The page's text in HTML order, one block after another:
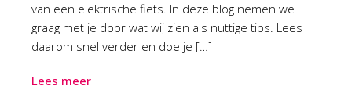
van een elektrische fiets. In deze blog nemen we
graag met je door wat wij zien als nuttige tips. Lees
daarom snel verder en doe je […]
Lees meer